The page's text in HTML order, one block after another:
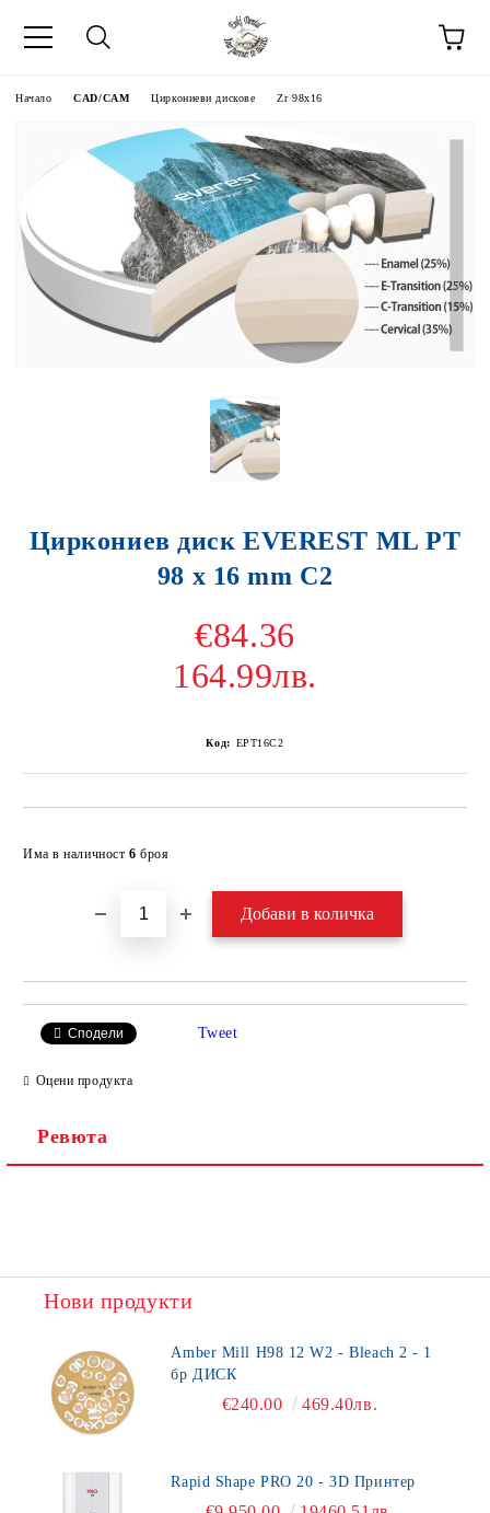
Начало CAD/CAM Циркониеви дискове Zr 98x16
Циркониев диск EVEREST ML PT
98 x 16 mm C2
€84.36
164.99лв.
Код: EPT16C2
Има в наличност 6 броя
Сподели Tweet
Оцени продукта
Ревюта
Нови продукти
Amber Mill H98 12 W2 - Bleach 2 - 1
бр ДИСК
€240.00 469.40лв.
Rapid Shape PRO 20 - 3D Принтер